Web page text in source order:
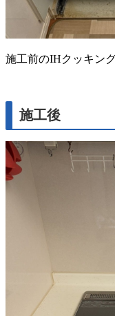
施工前のIHクッキン
施工後